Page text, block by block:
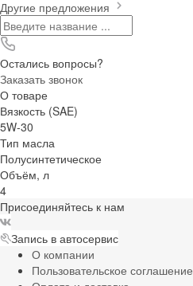
Другие предложения
Остались вопросы?
Заказать звонок
О товаре
Вязкость (SAE)
5W-30
Тип масла
Полусинтетическое
Объём, л
4
Присоединяйтесь к нам
Запись в автосервис
О компании
Пользовательское соглашение